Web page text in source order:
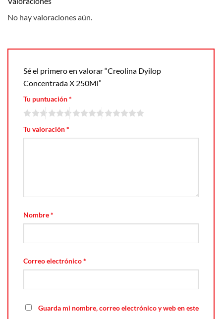
No hay valoraciones aún.
Sé el primero en valorar “Creolina Dyilop
Concentrada X 250Ml”
Tu puntuación*
Tu valoración*
Nombre*
Correo electrónico*
Guarda mi nombre, correo electrónico y web en este